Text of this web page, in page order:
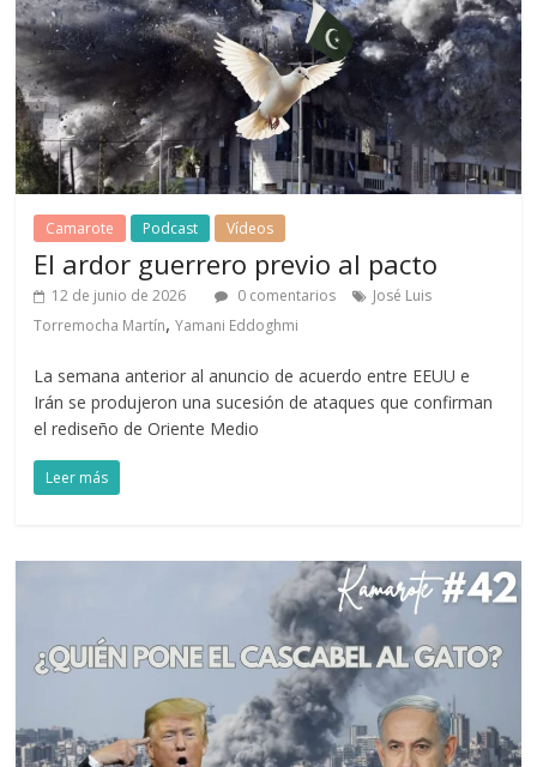
Camarote Podcast Vídeos
El ardor guerrero previo al pacto
12 de junio de 2026 0 comentarios
José Luis
Torremocha Martín,Yamani Eddoghmi
La semana anterior al anuncio de acuerdo entre EEUU e
Irán se produjeron una sucesión de ataques que confirman
el rediseño de Oriente Medio
Leer más